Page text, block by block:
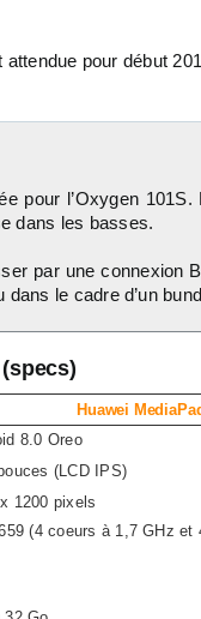
pour début
pour l’Oxygen
dans les basses.
par une connexion
le cadre d’un
Huawei
8.0 Oreo
(LCD IPS)
1200 pixels
(4 coeurs à 1,7 GHz et